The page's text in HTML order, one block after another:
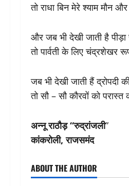
तो राधा बिन मेरे श्याम मौन
और जब भी देखी जाती है
तो पार्वती के लिए चंद्रशेखर
जब भी देखी जाती हैं द्रोपदी
तो सौ – सौ कौरवों को
अन्नू राठौड़ “रुद्रांजली”
कांकरोली, राजसमंद
ABOUT THE AUTHOR